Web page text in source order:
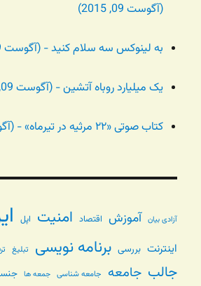
(آگوست 09, 2015)
به لینوکس سه سلام کنید - (آگوست 09, 2011)
یک میلیارد روباه آتشین - (آگوست 09, 2009)
کتاب صوتی «۲۲ مرثیه در تیرماه» - (آگوست 09, 2009)
آزادی بیان آموزش اقتصاد امنیت اپل
اینترنت بررسی برنامه نویسی تبلیغ
جالب جامعه جامعه شناسی جمعه ها